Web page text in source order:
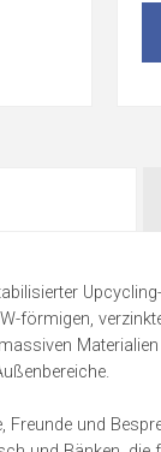
förmigen,
und